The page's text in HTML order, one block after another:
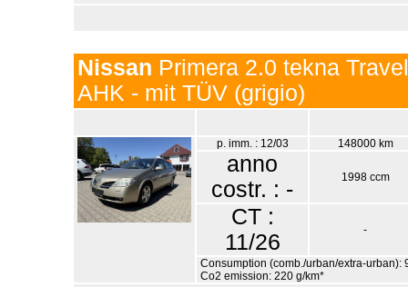
Nissan Primera 2.0 tekna
AHK - mit TÜV (grigio)
p. imm. : 12/03 148000 km
anno
costr. : -
1998 ccm
CT :
11/26
-
Consumption (comb./urban/extra-urban):
Co2 emission: 220 g/km*